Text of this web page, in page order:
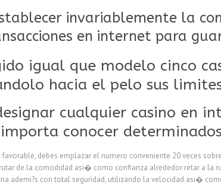
invariablemente la
en internet para
igual que modelo cinco
hacia el pelo sus
cualquier casino en
conocer
debes emplazar el numero conveniente 20 veces
de la comodidad asi� como confianza alrededor retar a la
ademi?s con total seguridad, utilizando la velocidad asi�